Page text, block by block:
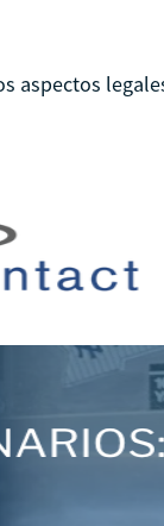
aspectos